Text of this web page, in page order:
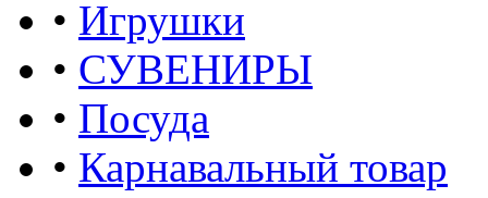
• Игрушки
• СУВЕНИРЫ
• Посуда
• Карнавальный товар